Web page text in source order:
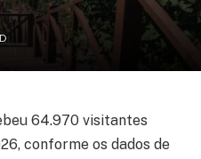
64.970 visitantes
conforme os dados de